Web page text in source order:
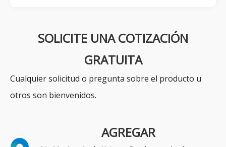
SOLICITE UNA COTIZACIÓN
GRATUITA
Cualquier solicitud o pregunta sobre el producto u
otros son bienvenidos.
AGREGAR